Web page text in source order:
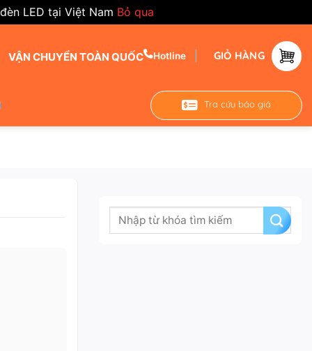
LED tại Việt Nam Bỏ qua
VẬN CHUYỂN TOÀN QUỐC Hotline GIỎ HÀNG
Tra cứu báo giá